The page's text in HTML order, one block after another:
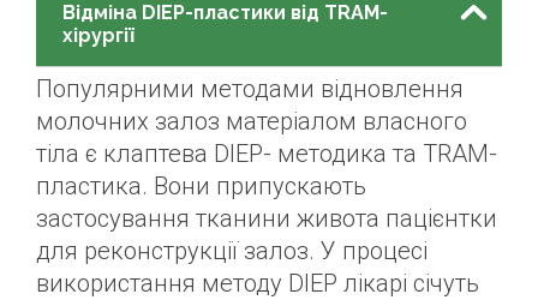
Відміна DIEP-пластики від TRAM-
хірургії
Популярними методами відновлення
молочних залоз матеріалом власного
тіла є клаптева DIEP- методика та TRAM-
пластика. Вони припускають
застосування тканини живота пацієнтки
для реконструкції залоз. У процесі
використання методу DIEP лікарі січуть